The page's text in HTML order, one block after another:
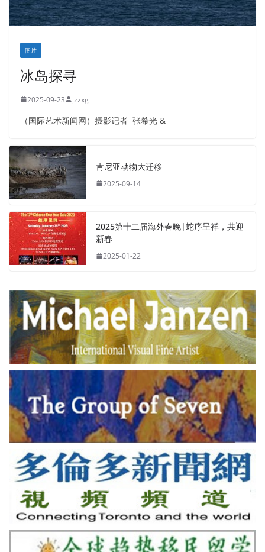
图片
冰岛探寻
2025-09-23 jzzxg
（国际艺术新闻网）摄影记者 张希光 &
肯尼亚动物大迁移
2025-09-14
2025第十二届海外春晚|蛇序呈祥，共迎
新春
2025-01-22